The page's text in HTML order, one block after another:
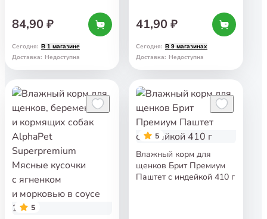
84,90 ₽
Сегодня: В 1 магазине
Доставка: Недоступна
41,90 ₽
Сегодня: В 9 магазинах
Доставка: Недоступна
5
5
Влажный корм для
щенков Брит Премиум
Паштет с индейкой 410 г